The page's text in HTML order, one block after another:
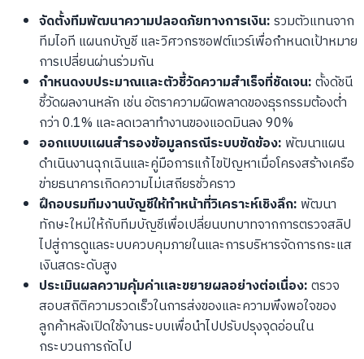
จัดตั้งทีมพัฒนาความปลอดภัยทางการเงิน:รวมตัวแทนจาก
ทีมไอที แผนกบัญชี และวิศวกรซอฟต์แวร์เพื่อกำหนดเป้าหมาย
การเปลี่ยนผ่านร่วมกัน
กำหนดงบประมาณและตัวชี้วัดความสำเร็จที่ชัดเจน:ตั้งดัชนี
ชี้วัดผลงานหลัก เช่น อัตราความผิดพลาดของธุรกรรมต้องต่ำ
กว่า 0.1% และลดเวลาทำงานของแอดมินลง 90%
ออกแบบแผนสำรองข้อมูลกรณีระบบขัดข้อง: พัฒนาแผน
ดำเนินงานฉุกเฉินและคู่มือการแก้ไขปัญหาเมื่อโครงสร้างเครือ
ข่ายธนาคารเกิดความไม่เสถียรชั่วคราว
ฝึกอบรมทีมงานบัญชีให้ทำหน้าที่วิเคราะห์เชิงลึก: พัฒนา
ทักษะใหม่ให้กับทีมบัญชีเพื่อเปลี่ยนบทบาทจากการตรวจสลิป
ไปสู่การดูแลระบบควบคุมภายในและการบริหารจัดการกระแส
เงินสดระดับสูง
ประเมินผลความคุ้มค่าและขยายผลอย่างต่อเนื่อง:ตรวจ
สอบสถิติความรวดเร็วในการส่งของและความพึงพอใจของ
ลูกค้าหลังเปิดใช้งานระบบเพื่อนำไปปรับปรุงจุดอ่อนใน
กระบวนการถัดไป